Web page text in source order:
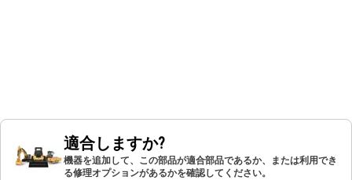
適合しますか?
機器を追加して、この部品が適合部品であるか、または利用でき
る修理オプションがあるかを確認してください。